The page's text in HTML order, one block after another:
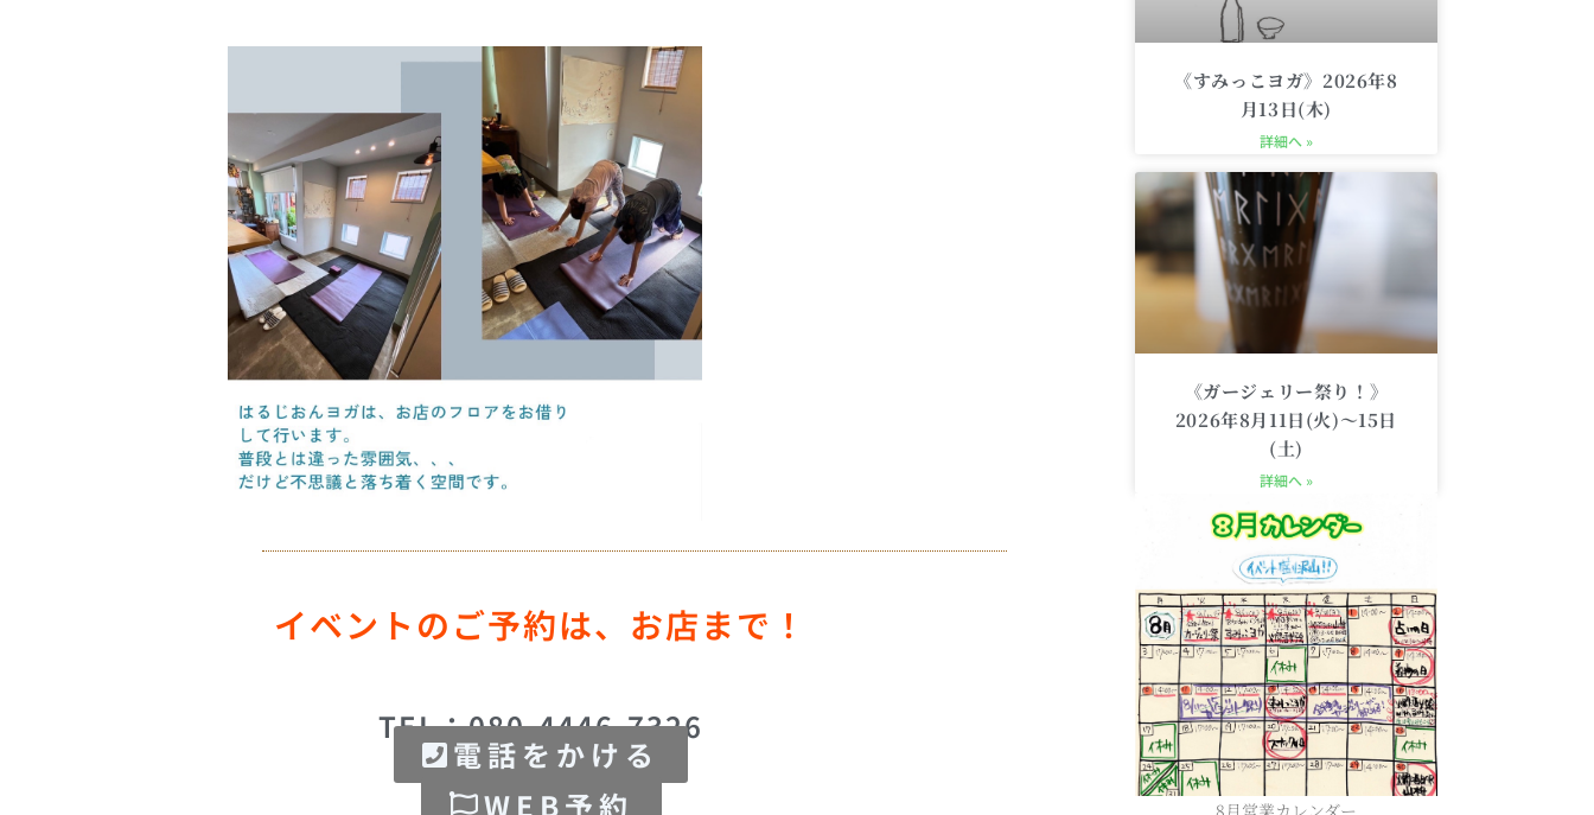
イベントのご予約は、お店まで！
TEL：080-4446-7326
電話をかける
WEB予約
《すみっこヨガ》2026年8
月13日(木)
詳細へ »
《ガージェリー祭り！》
2026年8月11日(火)〜15日
(土)
詳細へ »
8月営業カレンダー